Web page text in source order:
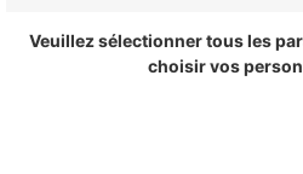
Veuillez sélectionner tous les
choisir vos